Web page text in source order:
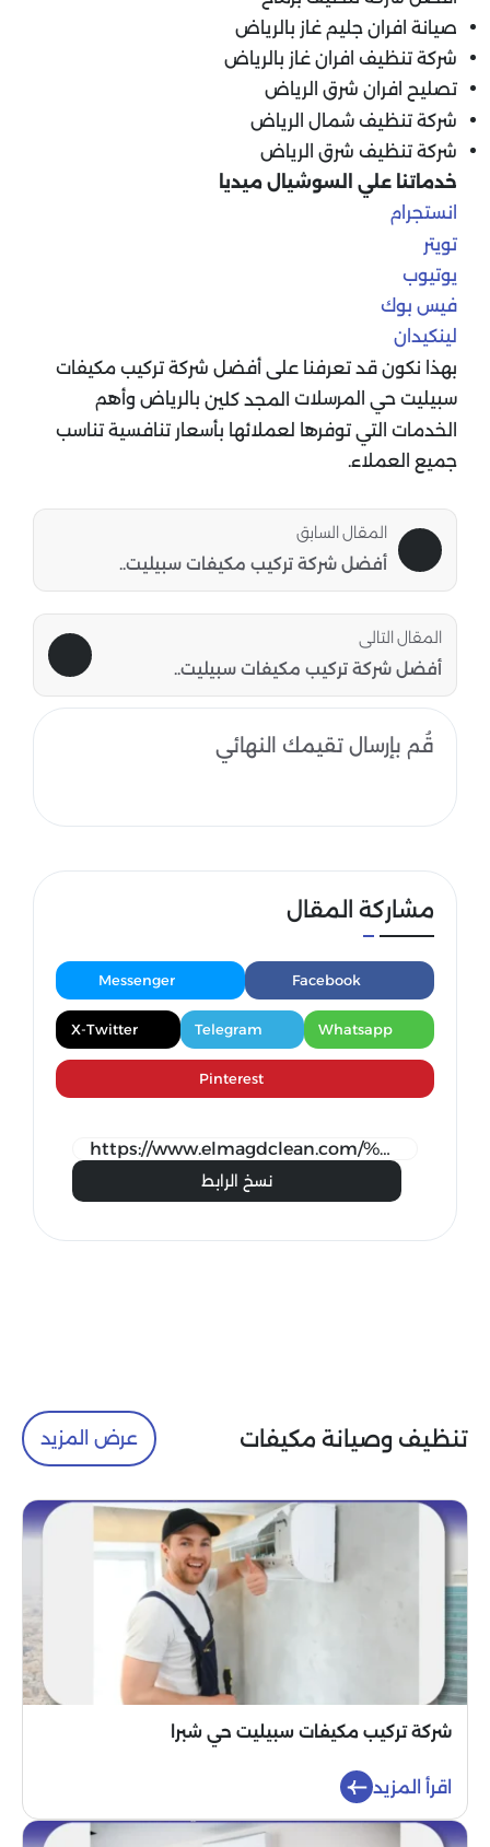
صيانة افران جليم غاز بالرياض
شركة تنظيف افران غاز بالرياض
تصليح افران شرق الرياض
شركة تنظيف شمال الرياض
شركة تنظيف شرق الرياض
خدماتنا علي السوشيال ميديا
انستجرام
تويتر
يوتيوب
فيس بوك
لينكيدان
بهذا نكون قد تعرفنا على أفضل شركة تركيب مكيفات
سبيليت حي المرسلات المجد كلين بالرياض وأهم
الخدمات التي توفرها لعملائها بأسعار تنافسية تناسب
جميع العملاء.
المقال السابق
أفضل شركة تركيب مكيفات سبيليت..
المقال التالى
أفضل شركة تركيب مكيفات سبيليت..
قُم بإرسال تقيمك النهائي
مشاركة المقال
Facebook
Messenger
Whatsapp
Telegram
X-Twitter
Pinterest
نسخ الرابط
تنظيف وصيانة مكيفات عرض المزيد
شركة تركيب مكيفات سبيليت حي شبرا
اقرأ المزيد